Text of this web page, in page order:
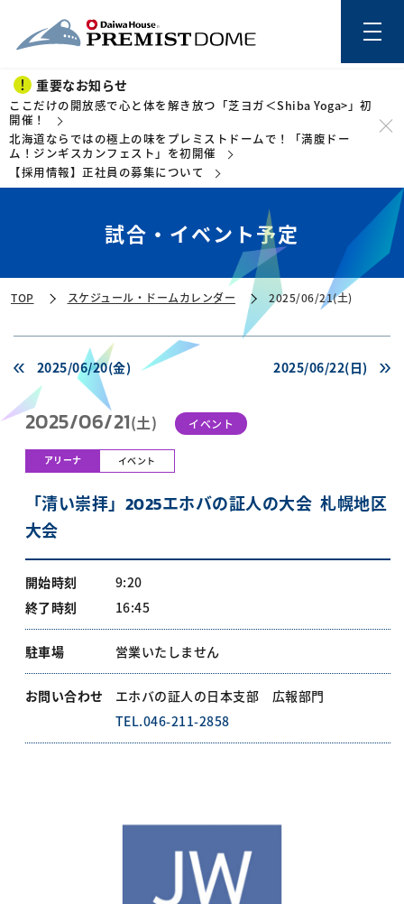
このページの本文を読む
重要なお知らせ
ここだけの開放感で心と体を解き放つ「芝ヨガ＜Shiba Yoga>」初
開催！
北海道ならではの極上の味をプレミストドームで！「満腹ドー
ム！ジンギスカンフェスト」を初開催
【採用情報】正社員の募集について
試合・イベント予定
TOP スケジュール・ドームカレンダー 2025/06/21(土)
2025/06/20(金) 2025/06/22(日)
2025/06/21(土) イベント
アリーナ イベント
「清い崇拝」2025エホバの証人の大会 札幌地区
大会
開始時刻
9:20
終了時刻
16:45
駐車場 営業いたしません
お問い合わせ
エホバの証人の日本支部 広報部門
TEL.046-211-2858